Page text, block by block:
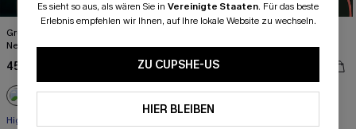
Grünes Tiefer Ausschnitt High-Waist
Neckholder-Bikini-Set
45,00 €
High waist
Triangel-Bikini-Set
38,00 €
Es sieht so aus, als wären Sie in Vereinigte Staaten. Für das beste
Erlebnis empfehlen wir Ihnen, auf Ihre lokale Website zu wechseln.
ZU CUPSHE-US
HIER BLEIBEN